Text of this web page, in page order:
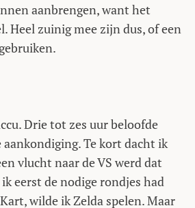
aanbrengen, want het
Heel zuinig mee zijn dus, of een
Drie tot zes uur beloofde
Te kort dacht ik
vlucht naar de VS werd dat
eerst de nodige rondjes had
wilde ik Zelda spelen. Maar